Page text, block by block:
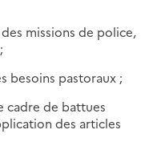
missions de police,
besoins pastoraux ;
cadre de battues
des articles